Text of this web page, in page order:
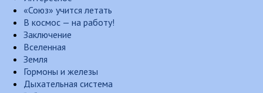
«Союз» учится летать
В космос — на работу!
Заключение
Вселенная
Земля
Гормоны и железы
Дыхательная система